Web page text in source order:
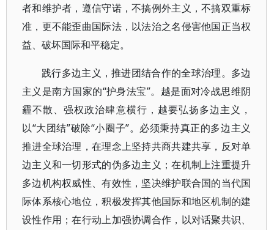
者和维护者，遵信守诺，不搞例外主义，不搞双重标
准，更不能歪曲国际法，以法治之名侵害他国正当权
益、破坏国际和平稳定。
践行多边主义，推进团结合作的全球治理。多边
主义是南方国家的“护身法宝”。越是面对冷战思维阴
霾不散、强权政治肆意横行，越要弘扬多边主义，
以“大团结”破除“小圈子”。必须秉持真正的多边主义
推进全球治理，在理念上坚持共商共建共享，反对单
边主义和一切形式的伪多边主义；在机制上注重提升
多边机构权威性、有效性，坚决维护联合国的当代国
际体系核心地位，积极发挥其他国际和地区机制的建
设性作用；在行动上加强协调合作，以对话聚共识、